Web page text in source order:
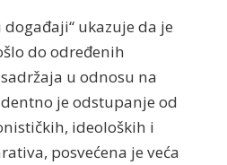
ukazuje da je
do određenih
u odnosu na
je odstupanje od
ideoloških i
posvećena je veća